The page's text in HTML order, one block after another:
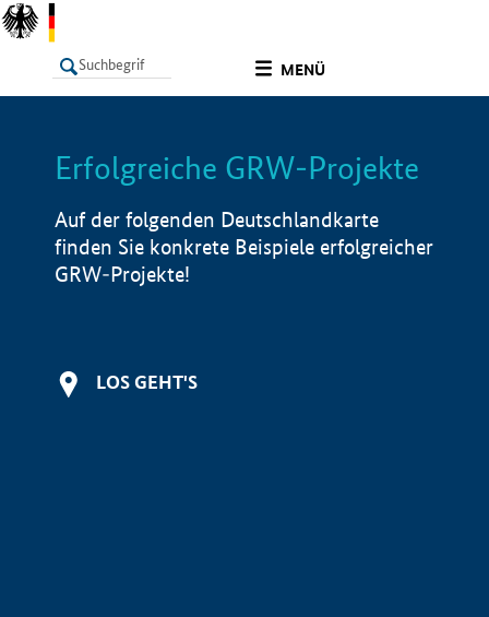
MENÜ
LISTE Info
Erfolgreiche GRW-Projekte
Auf der folgenden Deutschlandkarte
finden Sie konkrete Beispiele erfolgreicher
GRW-Projekte!
LOS GEHT'S